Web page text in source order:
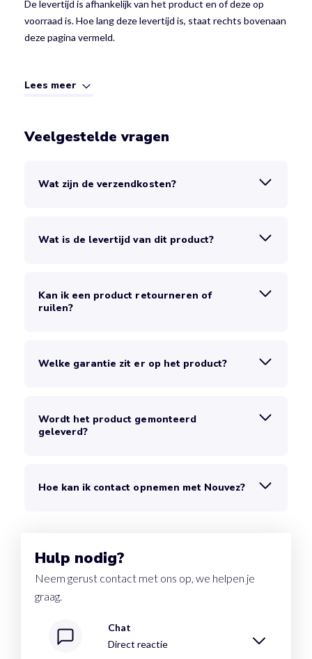
De levertijd is afhankelijk van het product en of deze op
voorraad is. Hoe lang deze levertijd is, staat rechts bovenaan
deze pagina vermeld.
Lees meer
Veelgestelde vragen
Wat zijn de verzendkosten?
Wat is de levertijd van dit product?
Kan ik een product retourneren of
ruilen?
Welke garantie zit er op het product?
Wordt het product gemonteerd
geleverd?
Hoe kan ik contact opnemen met Nouvez?
Hulp nodig?
Neem gerust contact met ons op, we helpen je
graag.
Chat
Direct reactie